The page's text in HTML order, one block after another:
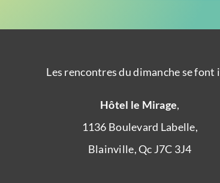
Les rencontres du dimanche se font
Hôtel le Mirage,
1136 Boulevard Labelle,
Blainville, Qc J7C 3J4